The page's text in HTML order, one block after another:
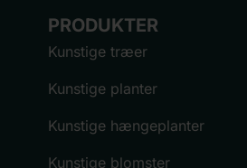
PRODUKTER
Kunstige træer
Kunstige planter
Kunstige hængeplanter
Kunstige blomster